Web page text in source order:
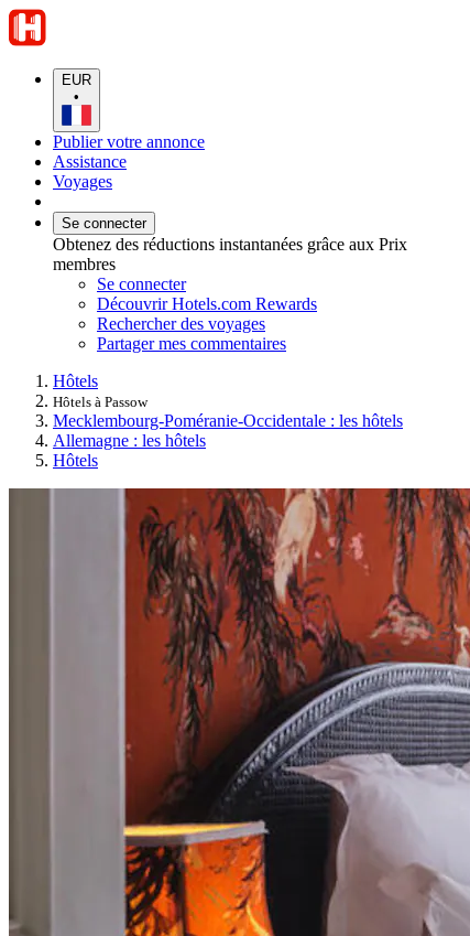
EUR
•
Publier votre annonce
Assistance
Voyages
Se connecter
Obtenez des réductions instantanées grâce aux Prix
membres
Se connecter
Découvrir Hotels.com Rewards
Rechercher des voyages
Partager mes commentaires
Hôtels
Hôtels à Passow
Mecklembourg-Poméranie-Occidentale : les hôtels
Allemagne : les hôtels
Hôtels